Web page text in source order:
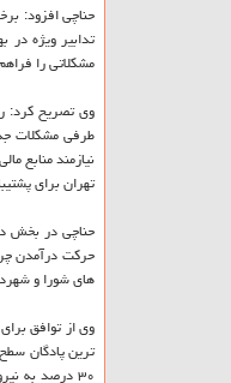
حناچی افزود:
مشکلاتی را
طرفی مشکلات
نیازمند منابع
تهران برای
حناچی در بخش
حرکت درآمدن
های شورا و
۳۰ درصد به